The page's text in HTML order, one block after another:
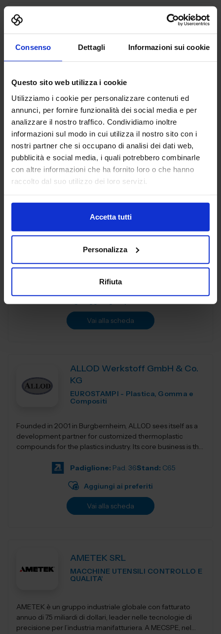
Consenso Dettagli Informazioni sui cookie
Questo sito web utilizza i cookie
Utilizziamo i cookie per personalizzare contenuti ed
annunci, per fornire funzionalità dei social media e per
analizzare il nostro traffico. Condividiamo inoltre
informazioni sul modo in cui utilizza il nostro sito con i
nostri partner che si occupano di analisi dei dati web,
pubblicità e social media, i quali potrebbero combinarle
con altre informazioni che ha fornito loro o che hanno
raccolto dal suo utilizzo dei loro servizi.
Accetta tutti
Personalizza
Rifiuta
qualità di pionieri nella produzione a elettroerosione,
fautori di...
Padiglione:Pad. 19Stand:E34
Aggiungi ai preferiti
Vai alla scheda
ALFAGIPLAST
EUROSTAMPI - Plastica, Gomma e
Compositi
Progettazione e Costruzione Stampi e Stampaggio
Certificati IATF16949 - Iso9001
Padiglione:Pad. 36
Vai alla scheda
ALLOD Werkstoff GmbH & Co.
KG
EUROSTAMPI - Plastica, Gomma e
Compositi
Founded in 2001 in Burgbernheim, ALLOD sees itself as a
development partner for customized thermoplastic
compounds for the plastics industry. Its core business is the
Padiglione: Pad. 36Stand: C65
Aggiungi ai preferiti
Vai alla scheda
AMETEK SRL
MACCHINE UTENSILI CONTROLLO E
QUALITA'
AMETEK è un gruppo industriale globale con fatturato
annuo di 7.5 miliardi di dollari, leader nelle tecnologie di
precisione per l’industria manifatturiera. A MECSPE, nel